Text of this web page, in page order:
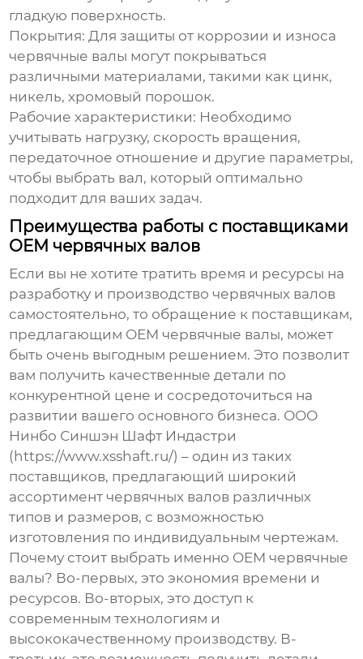
гладкую поверхность.
Покрытия: Для защиты от коррозии и износа
червячные валы могут покрываться
различными материалами, такими как цинк,
никель, хромовый порошок.
Рабочие характеристики: Необходимо
учитывать нагрузку, скорость вращения,
передаточное отношение и другие параметры,
чтобы выбрать вал, который оптимально
подходит для ваших задач.
Преимущества работы с поставщиками
OEM червячных валов
Если вы не хотите тратить время и ресурсы на
разработку и производствочервячных валов
самостоятельно, то обращение к поставщикам,
предлагающим OEM червячные валы, может
быть очень выгодным решением. Это позволит
вам получить качественные детали по
конкурентной цене и сосредоточиться на
развитии вашего основного бизнеса. ООО
Нинбо Синшэн Шафт Индастри
(https://www.xsshaft.ru/) – один из таких
поставщиков, предлагающий широкий
ассортиментчервячных валов различных
типов и размеров, с возможностью
изготовления по индивидуальным чертежам.
Почему стоит выбрать именно OEM червячные
валы? Во-первых, это экономия времени и
ресурсов. Во-вторых, это доступ к
современным технологиям и
высококачественному производству. В-